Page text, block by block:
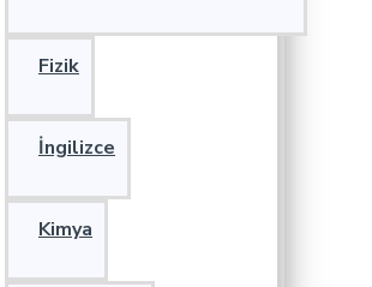
Fizik
İngilizce
Kimya